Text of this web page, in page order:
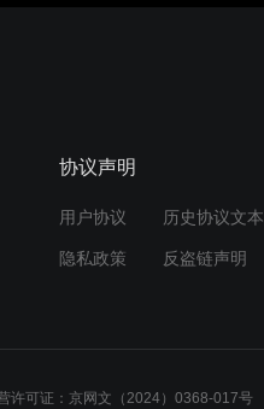
协议声明
用户协议 历史协议文本
隐私政策 反盗链声明
许可证：京网文（2024）0368-017号